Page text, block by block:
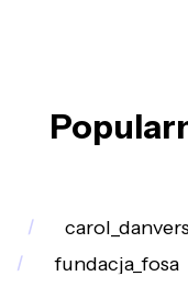
carol_danvers
fundacja_fosa